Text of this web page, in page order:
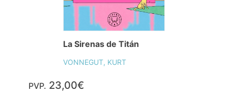
La Sirenas de Titán
VONNEGUT, KURT
PVP. 23,00€